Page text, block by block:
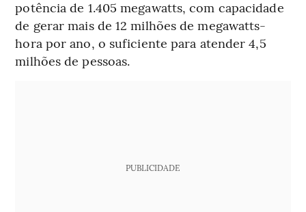
potência de 1.405 megawatts, com capacidade
de gerar mais de 12 milhões de megawatts-
hora por ano, o suficiente para atender 4,5
milhões de pessoas.
PUBLICIDADE